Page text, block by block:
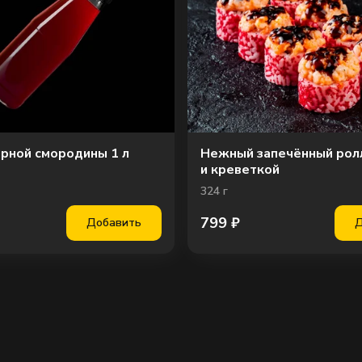
смородины 1 л
Добавить
Нежный запечённый
и креветкой
324 г
799 ₽